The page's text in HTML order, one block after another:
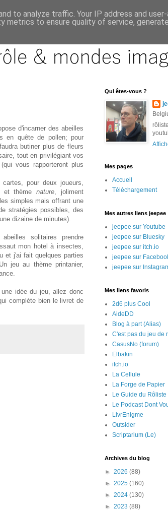
d'incarner des abeilles
en quête de pollen; pour
butiner plus de fleurs
tout en privilégiant vos
vous rapporteront plus
pour deux joueurs,
et thèmenature , joliment
simples mais offrant une
stratégies possibles, des
dizaine de minutes).
solitaires prendre
mon hotel à insectes,
et j'ai fait quelques parties
jeu au thème printanier,
idée du jeu, allez donc
complète bien le livret de
Qui êtes-vous ?
Mes pages
Accueil
Téléchargement
Mes autres liens jeepee
jeepee sur Youtube
jeepee sur Bluesky
jeepee sur itch.io
jeepee sur
jeepee sur
Mes liens favoris
2d6 plus Cool
AideDD
Blog à part (Alias)
C'est pas du jeu de
CasusNo (forum)
Elbakin
itch.io
La Cellule
La Forge de Papier
Le Guide du
Le Podcast Dont
LivrEnigme
Outsider
Scriptarium (Le)
Archives du blog
► 2026 (88)
► 2025 (160)
► 2024 (130)
► 2023 (88)
to analyze traffic. Your IP address and
metrics to ensure quality of service,